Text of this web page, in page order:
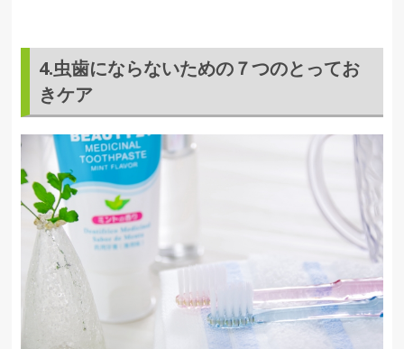
4.虫歯にならないための７つのとってお
きケア